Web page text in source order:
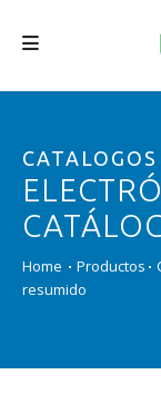
PRODUCTOS
SERVICIOS
VIDEO
CATALOGOS
Home Productos
resumido